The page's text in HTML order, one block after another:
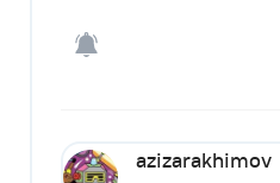
azizarakhimov